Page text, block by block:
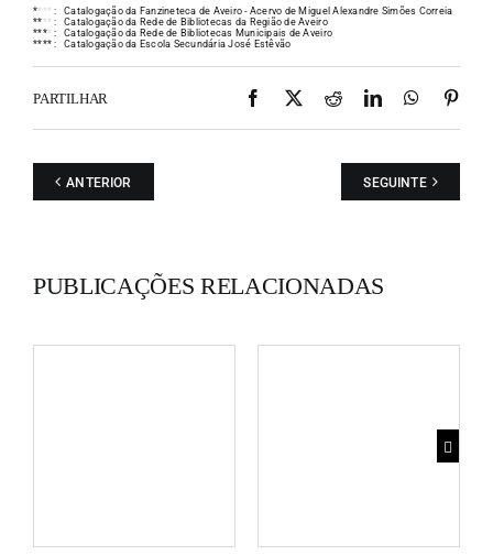
** * * :
Catalogação da Fanzineteca de Aveiro - Acervo de Miguel Alexandre Simões Correia
** * * :
Catalogação da Rede de Bibliotecas da Região de Aveiro
**** :
Catalogação da Rede de Bibliotecas Municipais de Aveiro
**** : Catalogação da Escola Secundária José Estêvão
PARTILHAR Facebook
X RedditLinkedIn
ANTERIOR SEGUINTE
PUBLICAÇÕES RELACIONADAS